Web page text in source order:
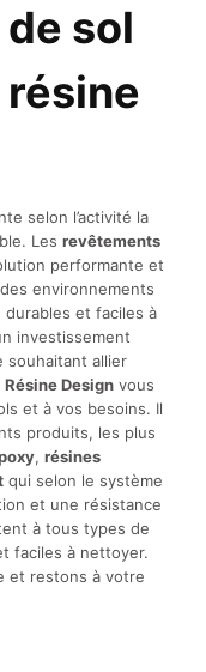
sol
selon l’activité la
Les revêtements
performante et
environnements
et faciles à
investissement
allier
Résine Designvous
et à vos besoins. Il
produits, les plus
, résines
qui selon le système
et une résistance
à tous types de
faciles à nettoyer.
et restons à votre